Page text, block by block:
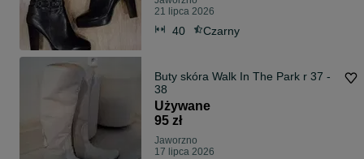
21 lipca 2026
40 Czarny
Buty skóra Walk In The Park r 37 -
38
Używane
95 zł
Jaworzno
17 lipca 2026